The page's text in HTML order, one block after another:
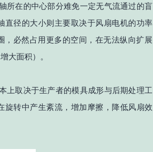
所在的中心部分难免一定无气流通过的盲
直径的大小则主要取决于风扇电机的功率
，必然占用更多的空间，在无法纵向扩展
大面积）。
上取决于生产者的模具成形与后期处理工
转中产生紊流，增加摩擦，降低风扇效